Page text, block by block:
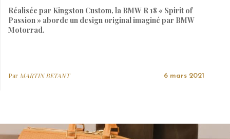
Réalisée par Kingston Custom, la BMW R 18 « Spirit of
Passion » aborde un design original imaginé par BMW
Motorrad.
Par MARTIN BETANT 6 mars 2021